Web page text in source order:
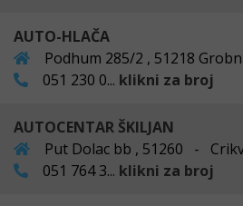
AUTO-HLAČA
Podhum 285/2 , 51218
051 230 0... klikni za broj
AUTOCENTAR ŠKILJAN
Put Dolac bb , 51260 -
051 764 3... klikni za broj